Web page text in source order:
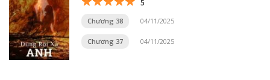
5
Chương 38 04/11/2025
Chương 37 04/11/2025